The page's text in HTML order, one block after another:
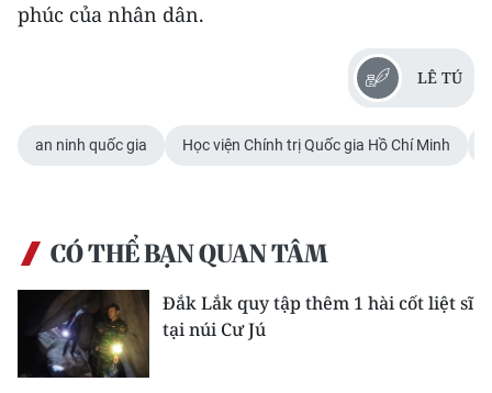
phúc của nhân dân.
LÊ TÚ
an ninh quốc gia Học viện Chính trị Quốc gia Hồ Chí Minh
CÓ THỂ BẠN QUAN TÂM
Đắk Lắk quy tập thêm 1 hài cốt liệt sĩ
tại núi Cư Jú